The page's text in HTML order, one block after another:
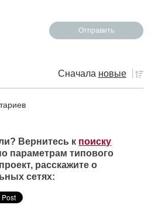
Сначала новые
Вернитесь к поиску
параметрам типового
расскажите о
сетях: